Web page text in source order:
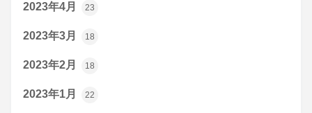
2023年4月 23
2023年3月 18
2023年2月 18
2023年1月 22